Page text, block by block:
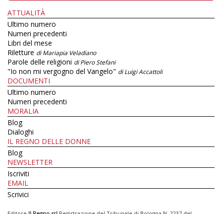
ATTUALITÀ
Ultimo numero
Numeri precedenti
Libri del mese
Riletture di Mariapia Veladiano
Parole delle religioni di Piero Stefani
"Io non mi vergogno del Vangelo" di Luigi Accattoli
DOCUMENTI
Ultimo numero
Numeri precedenti
MORALIA
Blog
Dialoghi
IL REGNO DELLE DONNE
Blog
NEWSLETTER
Iscriviti
EMAIL
Scrivici